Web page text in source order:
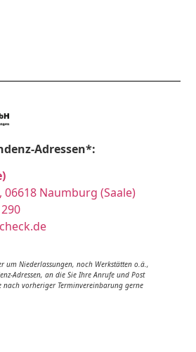
Adressen*:
Naumburg (Saale)
um Niederlassungen, noch Werkstätten o.ä.,
Adressen, an die Sie Ihre Anrufe und Post
nach vorheriger Terminvereinbarung gerne